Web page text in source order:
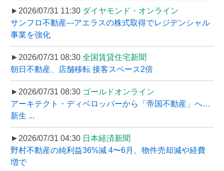
►2026/07/31 11:30 ダイヤモンド・オンライン
サンフロ不動産---アエラスの株式取得でレジデンシャル
事業を強化
►2026/07/31 08:30 全国賃貸住宅新聞
朝日不動産、店舗移転 接客スペース2倍
►2026/07/31 08:30 ゴールドオンライン
アーキテクト・ディベロッパーから「帝国不動産」へ…
新生 ...
►2026/07/31 04:30 日本経済新聞
野村不動産の純利益36%減 4〜6月、物件売却減や経費
増で